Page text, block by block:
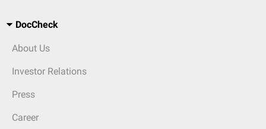
DocCheck
About Us
Investor Relations
Press
Career